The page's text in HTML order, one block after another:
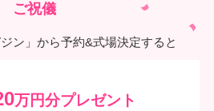
ご祝儀
ン」から予約&式場決定すると
万円分プレゼント